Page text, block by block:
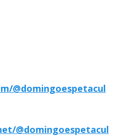
@domingoespetacul
@domingoespetacul